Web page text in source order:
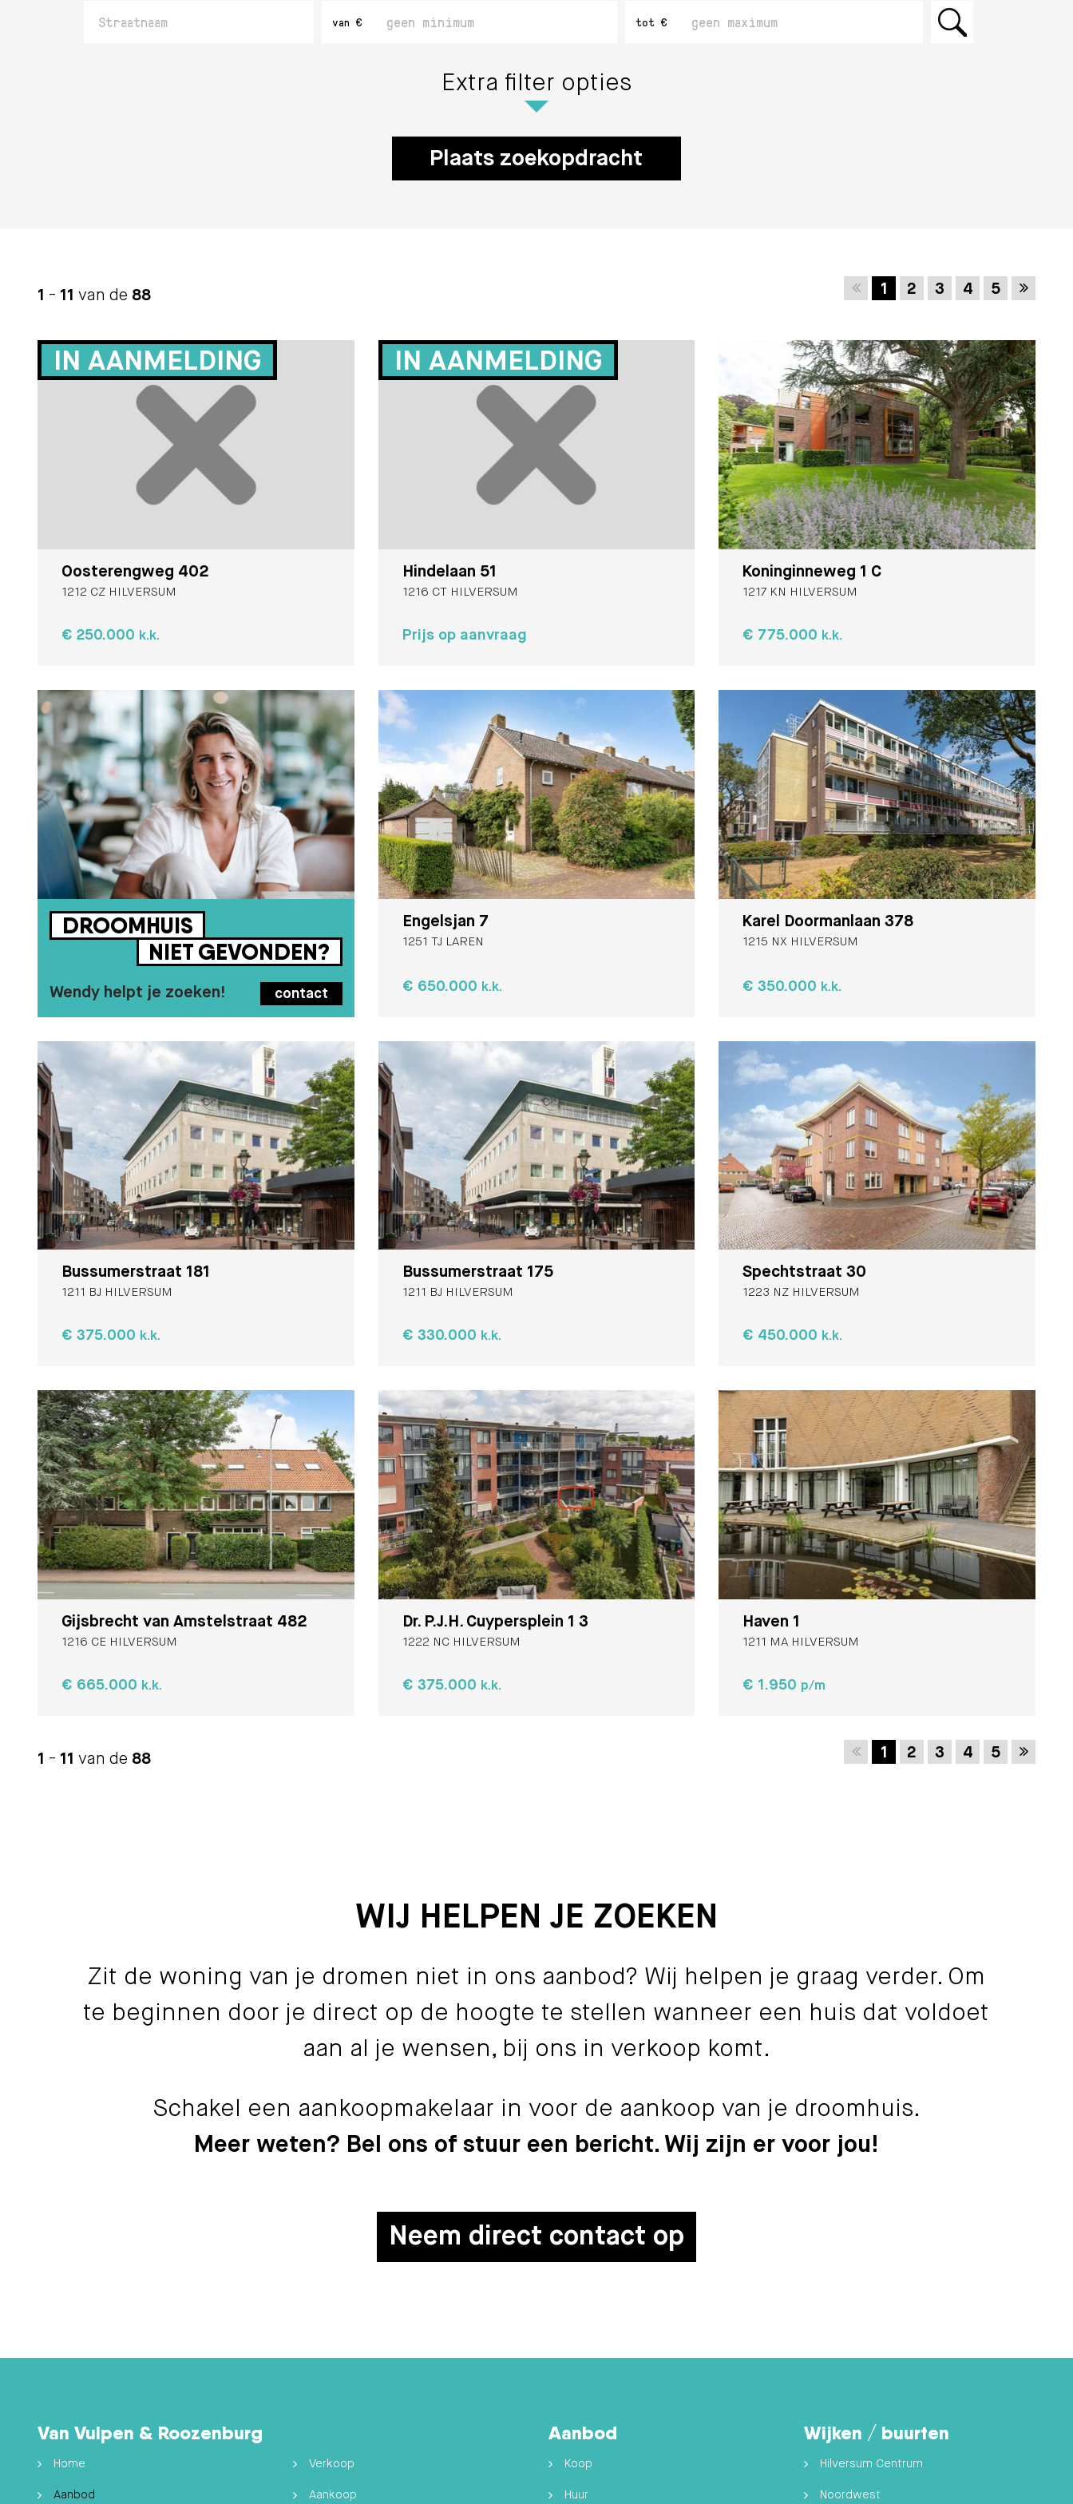
bedrag
van €
bedrag
tot €
Extra filter opties
Plaats zoekopdracht
1 - 11 van de 88 Vorige
1 2 3 4 5
IN AANMELDING
Oosterengweg 402
1212 CZ HILVERSUM
€ 250.000 k.k.
IN AANMELDING
Hindelaan 51
1216 CT HILVERSUM
Prijs op aanvraag
Koninginneweg 1 C
1217 KN HILVERSUM
€ 775.000 k.k.
DROOMHUIS
NIETGEVONDEN?
Wendy helpt je zoeken! contact
Engelsjan 7
1251 TJ LAREN
€ 650.000 k.k.
Karel Doormanlaan 378
1215 NX HILVERSUM
€ 350.000 k.k.
Bussumerstraat 181
1211 BJ HILVERSUM
€ 375.000 k.k.
Bussumerstraat 175
1211 BJ HILVERSUM
€ 330.000 k.k.
Spechtstraat 30
1223 NZ HILVERSUM
€ 450.000 k.k.
Gijsbrecht van Amstelstraat 482
1216 CE HILVERSUM
€ 665.000 k.k.
Dr. P.J.H. Cuypersplein 1 3
1222 NC HILVERSUM
€ 375.000 k.k.
Haven 1
1211 MA HILVERSUM
€ 1.950 p/m
1 - 11 van de 88 Vorige
1 2 3 4 5
WIJ HELPEN JE ZOEKEN
Zit de woning van je dromen niet in ons aanbod? Wij helpen je graag verder. Om
te beginnen door je direct op de hoogte te stellen wanneer een huis dat voldoet
aan al je wensen, bij ons in verkoop komt.
Schakel een aankoopmakelaar in voor de aankoop van je droomhuis.
Meer weten? Bel ons of stuur een bericht. Wij zijn er voor jou!
Neem direct contact op
Van Vulpen & Roozenburg
Home
Aanbod
Verkoop
Aankoop
Aanbod
Koop
Huur
Wijken / buurten
Hilversum Centrum
Noordwest